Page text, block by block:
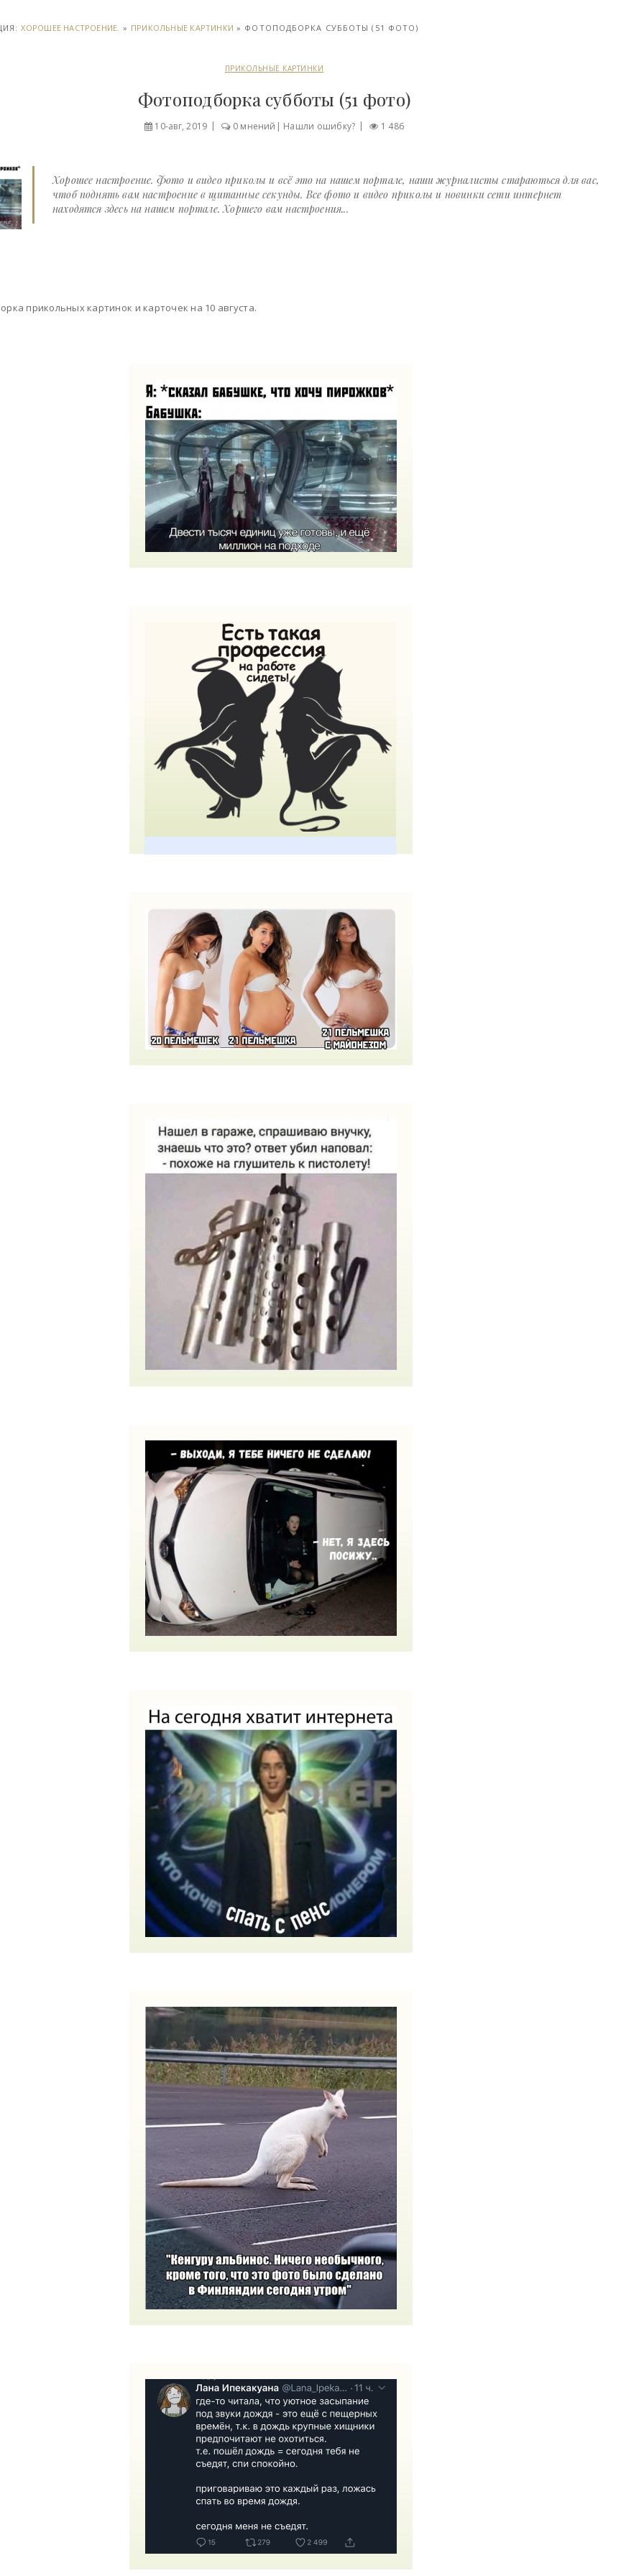
ХОРОШЕЕ НАСТРОЕНИЕ. » ПРИКОЛЬНЫЕ КАРТИНКИ » ФОТОПОДБОРКА СУББОТЫ (51 ФОТО)
ПРИКОЛЬНЫЕ КАРТИНКИ
Фотоподборка субботы (51 фото)
10-авг, 2019 0 мнений | Нашли ошибку? 1 486
Хорошее настроение. Фото и видео приколы и всё это на нашем портале, наши журналисты стараються для вас,
чтоб поднять вам настроение в щитанные секунды. Все фото и видео приколы и новинки сети интернет
находятся здесь на нашем портале. Хоршего вам настроения...
прикольных картинок и карточек на 10 августа.